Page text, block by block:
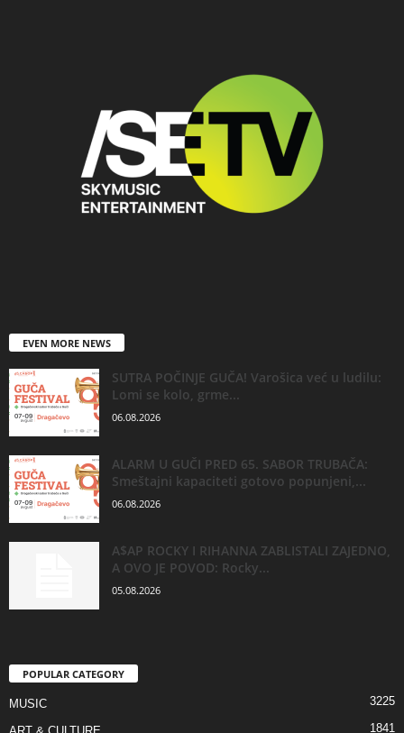
EVEN MORE NEWS
SUTRA POČINJE GUČA! Varošica već u ludilu:
Lomi se kolo, grme...
06.08.2026
ALARM U GUČI PRED 65. SABOR TRUBAČA:
Smeštajni kapaciteti gotovo popunjeni,...
06.08.2026
A$AP ROCKY I RIHANNA ZABLISTALI ZAJEDNO,
A OVO JE POVOD: Rocky...
05.08.2026
POPULAR CATEGORY
MUSIC 3225
1841